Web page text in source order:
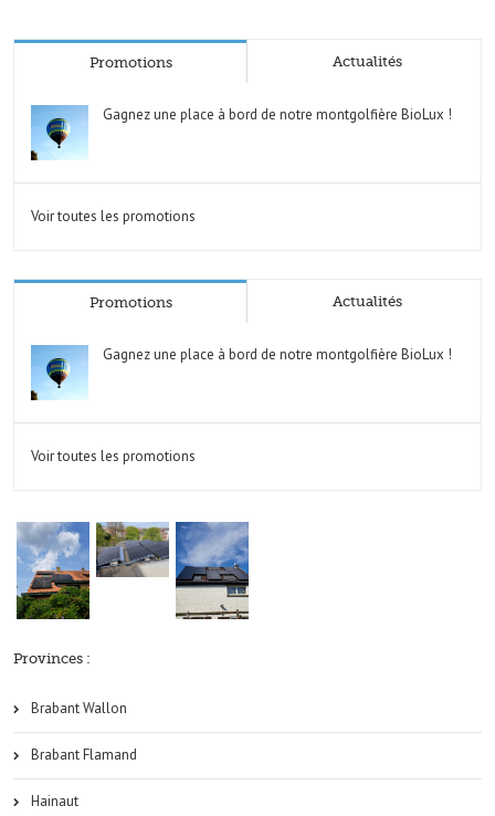
Promotions Actualités
Gagnez une place à bord de notre montgolfière BioLux !
Voir toutes les promotions
Promotions Actualités
Gagnez une place à bord de notre montgolfière BioLux !
Voir toutes les promotions
Provinces :
Brabant Wallon
Brabant Flamand
Hainaut